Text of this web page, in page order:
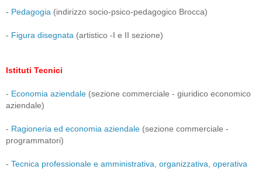
- Pedagogia (indirizzo socio-psico-pedagogico Brocca)
- Figura disegnata (artistico -I e II sezione)
Istituti Tecnici
- Economia aziendale (sezione commerciale - giuridico economico
aziendale)
- Ragioneria ed economia aziendale (sezione commerciale -
programmatori)
- Tecnica professionale e amministrativa, organizzativa, operativa